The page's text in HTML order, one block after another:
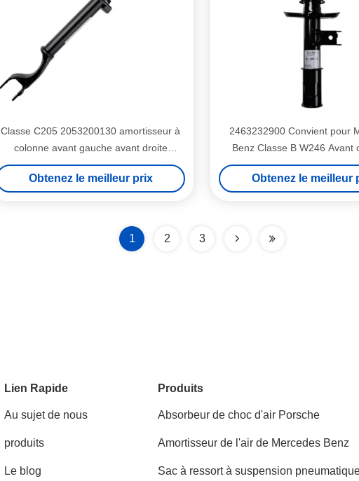
Classe C205 2053200130 amortisseur à
colonne avant gauche avant droite
amortisseur hydraulique
Obtenez le meilleur prix
2463232900 Convient pour
Benz Classe B W246 Avant
gauche avant droit pilier
choc absorbeur de choc
Obtenez le meilleur
1 2 3
Lien Rapide
Au sujet de nous
produits
Le blog
Produits
Absorbeur de choc d'air Porsche
Amortisseur de l'air de Mercedes Benz
Sac à ressort à suspension